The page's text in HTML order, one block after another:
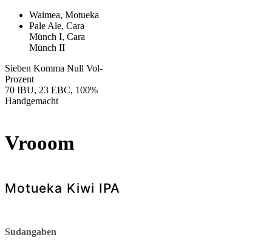
Waimea, Motueka
Pale Ale, Cara
Münch I, Cara
Münch II
Sieben Komma Null Vol-
Prozent
70 IBU, 23 EBC, 100%
Handgemacht
Vrooom
Motueka Kiwi IPA
Sudangaben